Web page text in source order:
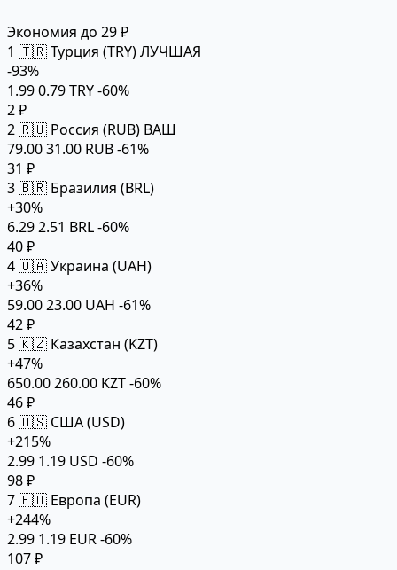
Экономия до 29 ₽
1 🇹🇷 Турция (TRY)ЛУЧШАЯ
-93%
1.990.79 TRY-60%
2 ₽
2🇷🇺 Россия (RUB) ВАШ
79.0031.00 RUB-61%
31 ₽
3🇧🇷 Бразилия (BRL)
+30%
6.292.51 BRL-60%
40 ₽
4🇺🇦 Украина (UAH)
+36%
59.0023.00 UAH -61%
42 ₽
5🇰🇿 Казахстан (KZT)
+47%
650.00260.00 KZT-60%
46 ₽
6🇺🇸 США (USD)
+215%
2.99 1.19 USD -60%
98 ₽
7🇪🇺 Европа (EUR)
+244%
2.99 1.19 EUR-60%
107 ₽